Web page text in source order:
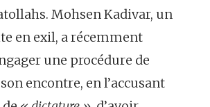
Mohsen Kadivar, un
en exil, a récemment
une procédure de
encontre, en l’accusant